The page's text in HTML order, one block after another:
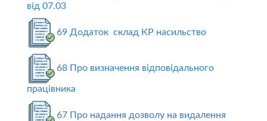
від 07.03
69 Додаток склад КР насильство
68 Про визначення відповідального
працівника
67 Про надання дозволу на видалення